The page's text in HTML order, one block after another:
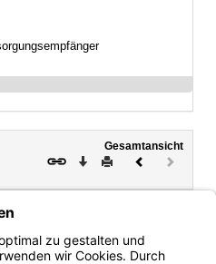
Gesamtansicht
Download
DruckenVorheriges
(inaktiv)